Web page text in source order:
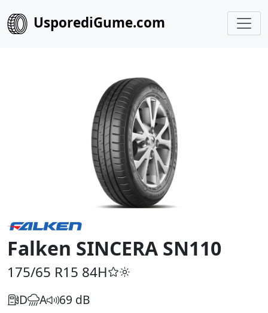
UsporediGume.com
Falken SINCERA SN110
175/65 R15 84H
D A 69 dB